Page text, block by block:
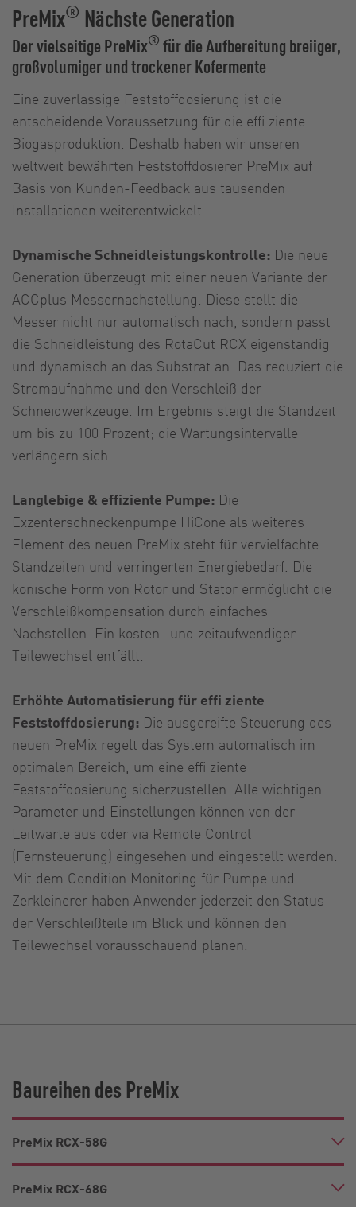
PreMix® Nächste Generation
Der vielseitige PreMix® für die Aufbereitung breiiger,
großvolumiger und trockener Kofermente
Eine zuverlässige Feststoffdosierung ist die
entscheidende Voraussetzung für die effi ziente
Biogasproduktion. Deshalb haben wir unseren
weltweit bewährten Feststoffdosierer PreMix auf
Basis von Kunden-Feedback aus tausenden
Installationen weiterentwickelt.
Dynamische Schneidleistungskontrolle: Die neue
Generation überzeugt mit einer neuen Variante der
ACCplus Messernachstellung. Diese stellt die
Messer nicht nur automatisch nach, sondern passt
die Schneidleistung des RotaCut RCX eigenständig
und dynamisch an das Substrat an. Das reduziert die
Stromaufnahme und den Verschleiß der
Schneidwerkzeuge. Im Ergebnis steigt die Standzeit
um bis zu 100 Prozent; die Wartungsintervalle
verlängern sich.
Langlebige & effiziente Pumpe: Die
Exzenterschneckenpumpe HiCone als weiteres
Element des neuen PreMix steht für vervielfachte
Standzeiten und verringerten Energiebedarf. Die
konische Form von Rotor und Stator ermöglicht die
Verschleißkompensation durch einfaches
Nachstellen. Ein kosten- und zeitaufwendiger
Teilewechsel entfällt.
Erhöhte Automatisierung für effi ziente
Feststoffdosierung: Die ausgereifte Steuerung des
neuen PreMix regelt das System automatisch im
optimalen Bereich, um eine effi ziente
Feststoffdosierung sicherzustellen. Alle wichtigen
Parameter und Einstellungen können von der
Leitwarte aus oder via Remote Control
(Fernsteuerung) eingesehen und eingestellt werden.
Mit dem Condition Monitoring für Pumpe und
Zerkleinerer haben Anwender jederzeit den Status
der Verschleißteile im Blick und können den
Teilewechsel vorausschauend planen.
Baureihen des PreMix
PreMix RCX-58G
PreMix RCX-68G